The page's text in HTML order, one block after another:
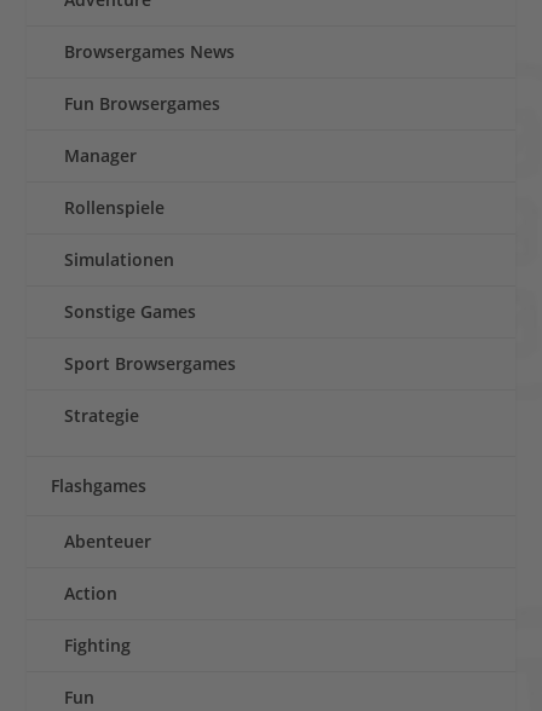
Browsergames News
Fun Browsergames
Manager
Rollenspiele
Simulationen
Sonstige Games
Sport Browsergames
Strategie
Flashgames
Abenteuer
Action
Fighting
Fun